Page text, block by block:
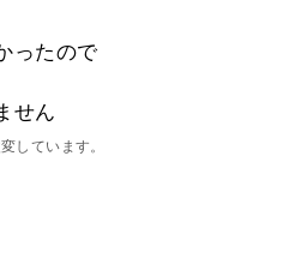
ったので
せん
しています。